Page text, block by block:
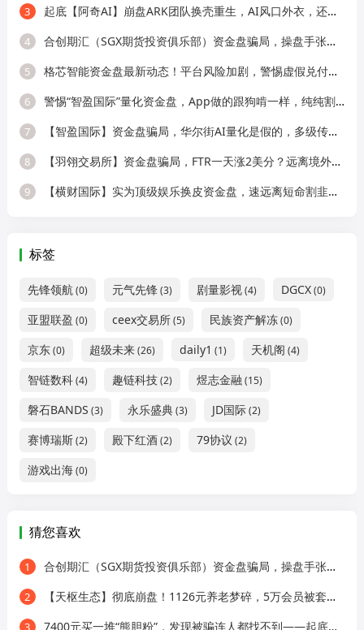
3 起底【阿奇AI】崩盘ARK团队换壳重生，AI风口外衣，还是老牌分销套路！
4 合创期汇（SGX期货投资俱乐部）资金盘骗局，操盘手张奕多次收割山东会员，看
5 格芯智能资金盘最新动态！平台风险加剧，警惕虚假兑付二次诈骗！
6 警惕“智盈国际”量化资金盘，App做的跟狗啃一样，纯纯割韭菜！
7 【智盈国际】资金盘骗局，华尔街AI量化是假的，多级传销圈钱是真的！
8 【羽翎交易所】资金盘骗局，FTR一天涨2美分？远离境外园区杀猪盘！
9 【横财国际】实为顶级娱乐换皮资金盘，速远离短命割韭菜盘！
标签
先锋领航(0) 元气先锋(3) 剧量影视(4) DGCX(0)
亚盟联盈 (0) ceex交易所(5) 民族资产解冻(0)
京东(0) 超级未来(26) daily1 (1) 天机阁 (4)
智链数科(4) 趣链科技(2) 煜志金融 (15)
磐石BANDS (3) 永乐盛典(3) JD国际(2)
赛博瑞斯(2) 殿下红酒(2) 79协议 (2)
游戏出海(0)
猜您喜欢
1 合创期汇（SGX期货投资俱乐部）资金盘骗局，操盘手张奕多次收割山东会员，看到立即卸载！
2 【天枢生态】彻底崩盘！1126元养老梦碎，5万会员被套，系统升级，禁止提现！
3 7400元买一堆“熊胆粉”，发现被骗连人都找不到——起底《我的中国心》黄志伟如何掏空老人养老钱！